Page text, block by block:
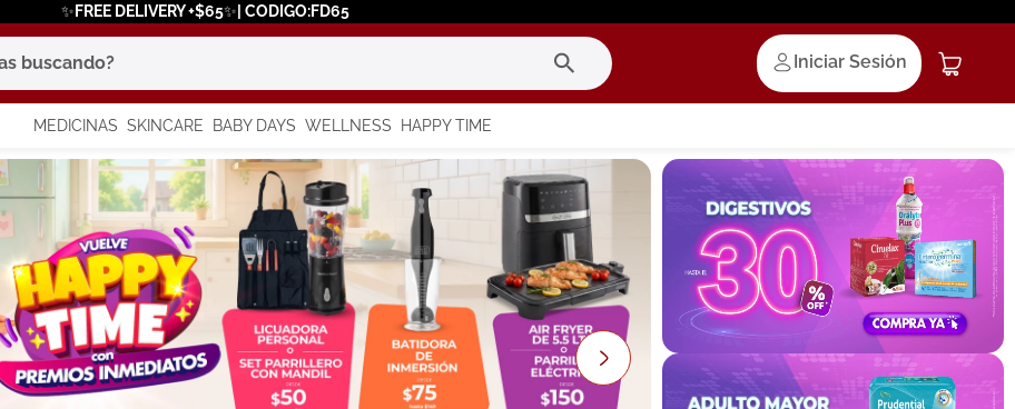
✨FREE DELIVERY +$65✨| CODIGO:FD65
Iniciar Sesión
MEDICINAS SKINCARE BABY DAYS WELLNESS HAPPY TIME
más buscados
solar